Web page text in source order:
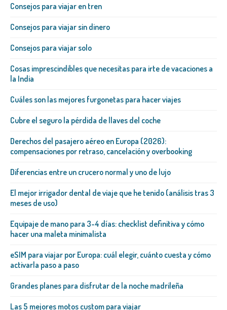
Consejos para viajar en tren
Consejos para viajar sin dinero
Consejos para viajar solo
Cosas imprescindibles que necesitas para irte de vacaciones a
la India
Cuáles son las mejores furgonetas para hacer viajes
Cubre el seguro la pérdida de llaves del coche
Derechos del pasajero aéreo en Europa (2026):
compensaciones por retraso, cancelación y overbooking
Diferencias entre un crucero normal y uno de lujo
El mejor irrigador dental de viaje que he tenido (análisis tras 3
meses de uso)
Equipaje de mano para 3-4 días: checklist definitiva y cómo
hacer una maleta minimalista
eSIM para viajar por Europa: cuál elegir, cuánto cuesta y cómo
activarla paso a paso
Grandes planes para disfrutar de la noche madrileña
Las 5 mejores motos custom para viajar